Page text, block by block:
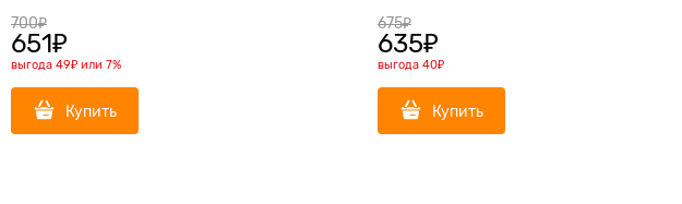
700₽
651₽
выгода 49₽ или 7%
Купить
675₽
635₽
выгода 40₽
Купить